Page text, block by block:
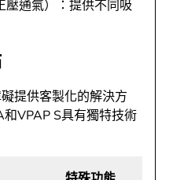
壓通氣）：提供不同吸
提供客製化的解決方
VPAP S具有獨特技術